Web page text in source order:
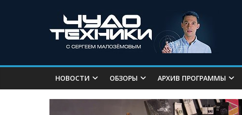
НОВОСТИ ОБЗОРЫ АРХИВ ПРОГРАММЫ